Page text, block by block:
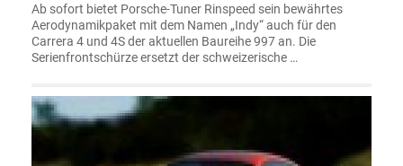
Ab sofort bietet Porsche-Tuner Rinspeed sein bewährtes
Aerodynamikpaket mit dem Namen „Indy“ auch für den
Carrera 4 und 4S der aktuellen Baureihe 997 an. Die
Serienfrontschürze ersetzt der schweizerische …